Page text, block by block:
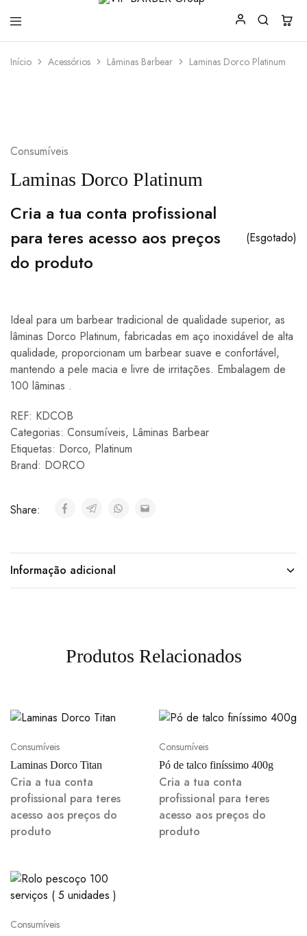
BARBER
para
Início Acessórios Lâminas Barbear Laminas Dorco Platinum
Consumíveis
Laminas Dorco Platinum
Cria a tua conta profissional
para teres acesso aos preços
do produto
(Esgotado)
Ideal para um barbear tradicional de qualidade superior, as
lâminas Dorco Platinum, fabricadas em aço inoxidável de alta
qualidade, proporcionam um barbear suave e confortável,
mantendo a pele macia e livre de irritações. Embalagem de
100 lâminas .
REF: KDCOB
Categorias: Consumíveis, Lâminas Barbear
Etiquetas: Dorco, Platinum
Brand: DORCO
Share:
Informação adicional
Produtos Relacionados
Consumíveis
Laminas Dorco Titan
Cria a tua conta
profissional para teres
acesso aos preços do
produto
Consumíveis
Pó de talco finíssimo 400g
Cria a tua conta
profissional para teres
acesso aos preços do
produto
Consumíveis